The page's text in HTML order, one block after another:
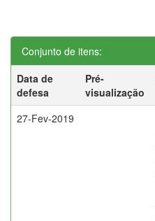
Conjunto de itens:
Data de
defesa
Pré-
visualização
27-Fev-2019